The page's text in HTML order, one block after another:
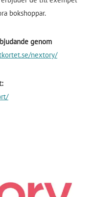
bokshoppar.
genom
nextory/